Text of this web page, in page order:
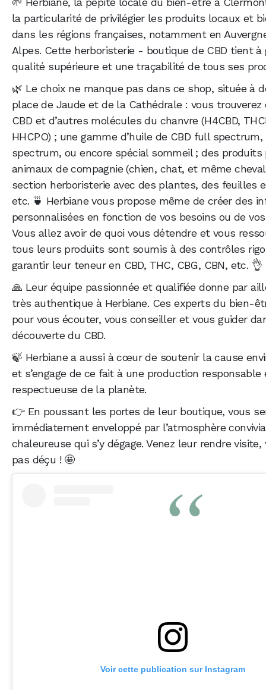
la particularité de privilégier les produits locaux et
dans les régions françaises, notamment en
Alpes. Cette herboristerie - boutique de CBD tient à
qualité supérieure et une traçabilité de tous ses
🌿 Le choix ne manque pas dans ce shop, située à
place de Jaude et de la Cathédrale : vous
CBD et d’autres molécules du chanvre (H4CBD,
HHCPO) ; une gamme d’huile de CBD full spectrum,
spectrum, ou encore spécial sommeil ; des produits
animaux de compagnie (chien, chat, et même
section herboristerie avec des plantes, des feuilles
etc. 🍵 Herbiane vous propose même de créer des
personnalisées en fonction de vos besoins ou de
Vous allez avoir de quoi vous détendre et vous
tous leurs produits sont soumis à des contrôles
garantir leur teneur en CBD, THC, CBG, CBN, etc. 👌
🙏 Leur équipe passionnée et qualifiée donne par
très authentique à Herbiane. Ces experts du bien-
pour vous écouter, vous conseiller et vous guider
découverte du CBD.
🍃 Herbiane a aussi à cœur de soutenir la cause
et s’engage de ce fait à une production responsable
respectueuse de la planète.
👉 En poussant les portes de leur boutique, vous
immédiatement enveloppé par l’atmosphère
chaleureuse qui s’y dégage. Venez leur rendre visite,
pas déçu ! 🤩
Voir cette publication sur Instagram